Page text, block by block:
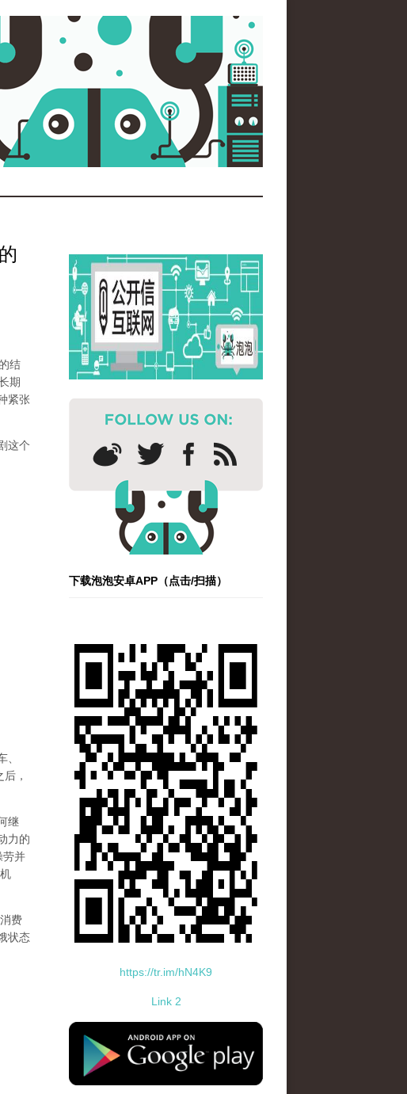
结
期
紧张
这个
，
继
力的
劳并
费
状态
下载泡泡安卓APP（点击/扫描）
https://tr.im/hN4K9
Link 2
standard-icon-googleplay-app-store.png